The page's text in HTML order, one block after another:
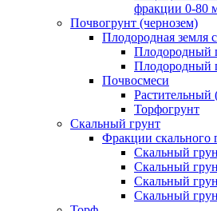
фракции 0-80
Почвогрунт (чернозем)
Плодородная земля
Плодородный
Плодородный
Почвосмеси
Растительный
Торфогрунт
Скальный грунт
Фракции скального
Скальный
Скальный
Скальный
Скальный